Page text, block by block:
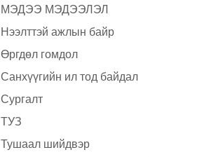
МЭДЭЭ МЭДЭЭЛЭЛ
Нээлттэй ажлын байр
Өргдөл гомдол
Санхүүгийн ил тод байдал
Сургалт
ТУЗ
Тушаал шийдвэр